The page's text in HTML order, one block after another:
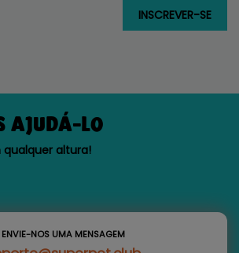
AJUDÁ-LO
qualquer altura!
ENVIE-NOS UMA MENSAGEM